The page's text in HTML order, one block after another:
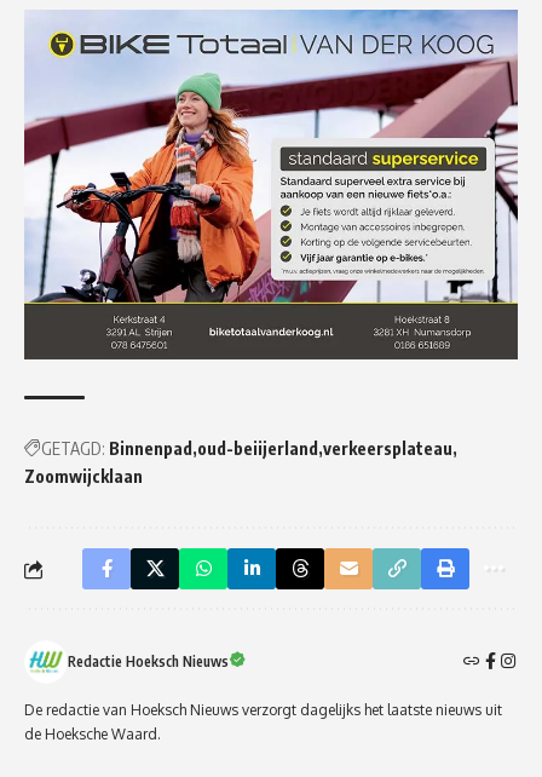
GETAGD: Binnenpad oud-beiijerland verkeersplateau
Zoomwijcklaan
Redactie Hoeksch Nieuws
De redactie van Hoeksch Nieuws verzorgt dagelijks het laatste nieuws uit
de Hoeksche Waard.